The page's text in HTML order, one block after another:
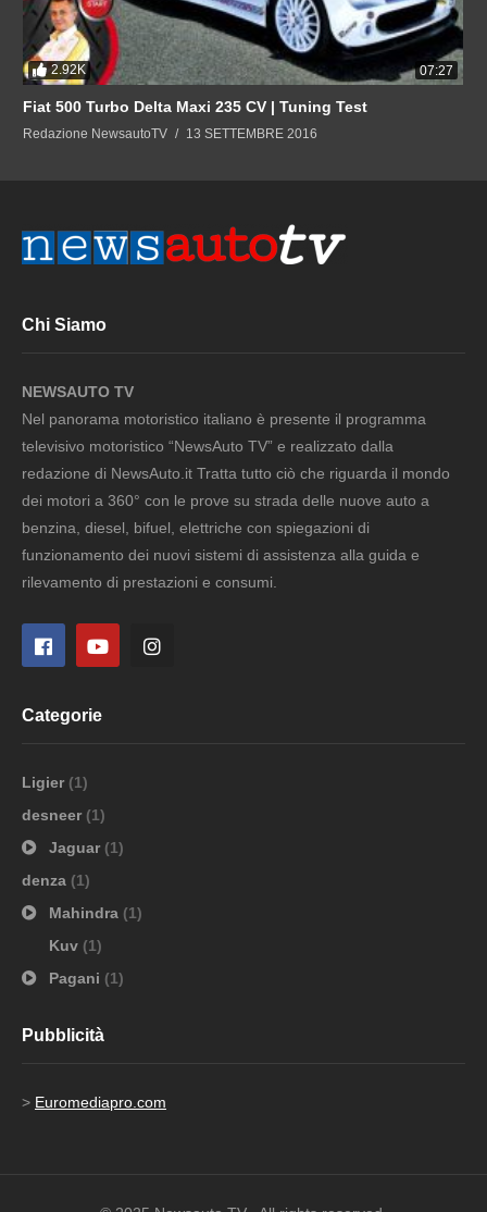
2.92K 07:27
Fiat 500 Turbo Delta Maxi 235 CV | Tuning Test
Redazione NewsautoTV 13 SETTEMBRE 2016
Chi Siamo
NEWSAUTO TV
Nel panorama motoristico italiano è presente il programma
televisivo motoristico “NewsAuto TV” e realizzato dalla
redazione di NewsAuto.it Tratta tutto ciò che riguarda il mondo
dei motori a 360° con le prove su strada delle nuove auto a
benzina, diesel, bifuel, elettriche con spiegazioni di
funzionamento dei nuovi sistemi di assistenza alla guida e
rilevamento di prestazioni e consumi.
Categorie
Ligier (1)
desneer (1)
Jaguar (1)
denza (1)
Mahindra (1)
Kuv (1)
Pagani (1)
Pubblicità
> Euromediapro.com